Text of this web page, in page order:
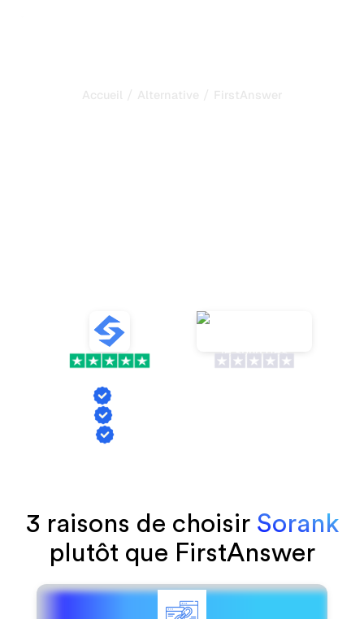
Accueil / Alternative / FirstAnswer
Échange de backlinks
Génération d'articles
3 raisons de choisir Sorank
plutôt que FirstAnswer